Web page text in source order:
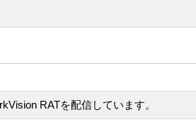
RATを配信しています。